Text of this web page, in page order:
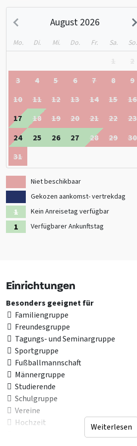
km von der Unterkunft entfernt.Sehen Sie
anderende/gruppenunterkuenfte/
Italien an
August 2026
Mo. Di. Mi. Do. Fr. Sa. So.
3
4 5 6 7 8
9
10
11 12 13 14 15
16
17
18 19 20 21 22
23
24
25 26 27 28 29
30
31
Niet beschikbaar
Gekozen aankomst- vertrekdag
Kein Anreisetag verfügbar
Verfügbarer Ankunftstag
Einrichtungen
Besonders geeignet für
Familiengruppe
Freundesgruppe
Tagungs- und Seminargruppe
Sportgruppe
Fußballmannschaft
Männergruppe
Studierende
Schulgruppe
Vereine
Hochzeit
Jugendgruppen <25 Jahren nicht
Weiterlesen